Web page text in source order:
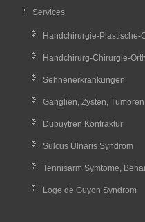
Services
Handchirurgie-Plastische-
Handchirurg-Chirurgie-
Sehnenerkrankungen
Ganglien, Zysten, Tumoren
Dupuytren Kontraktur
Sulcus Ulnaris Syndrom
Tennisarm Symtome,
Loge de Guyon Syndrom